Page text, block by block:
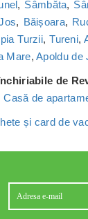
, Sâmbăta,
, Băișoara,
Turzii,Tureni,
Mare,Apoldu de
de
Casă de
și card de